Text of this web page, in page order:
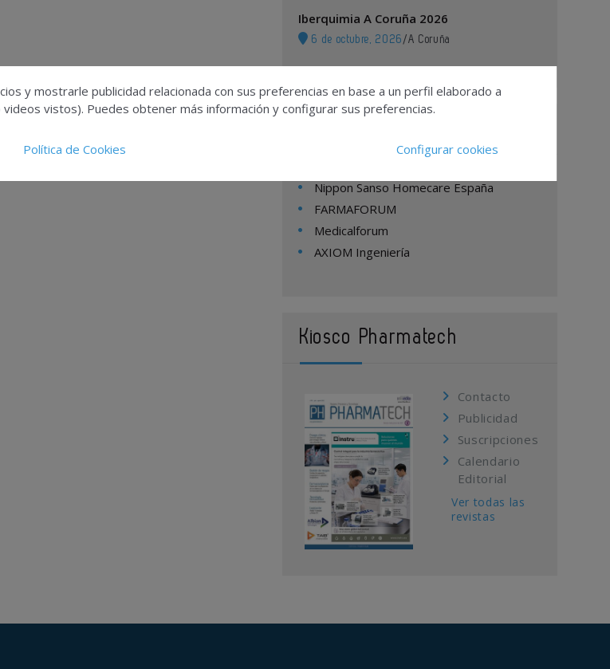
Iberquimia A Coruña 2026
6 de octubre, 2026 /A Coruña
Nippon Sanso Homecare España
FARMAFORUM
Medicalforum
AXIOM Ingeniería
Kiosco Pharmatech
Contacto
Publicidad
Suscripciones
Calendario
Editorial
Ver todas las
revistas
y mostrarle publicidad relacionada con sus preferencias en base a un perfil elaborado a
vistos). Puedes obtener más información y configurar sus preferencias.
Política de Cookies Configurar cookies